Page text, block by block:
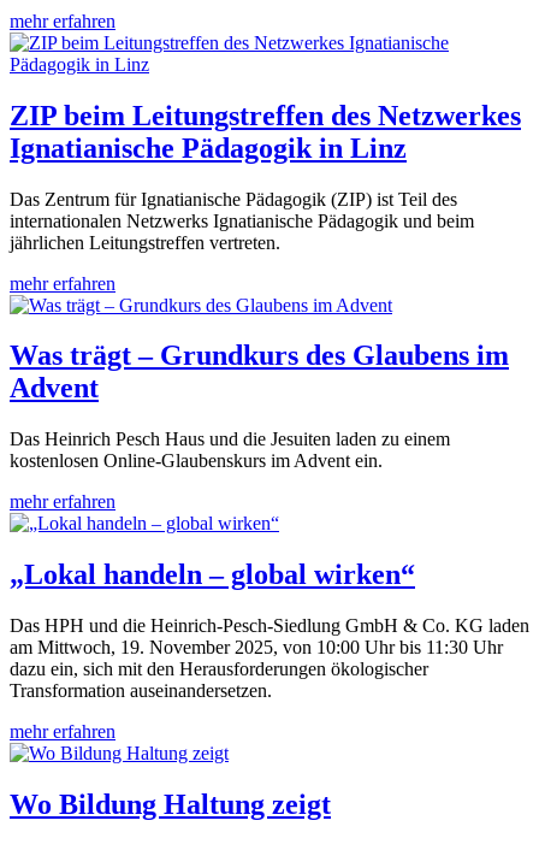
mehr erfahren
ZIP beim Leitungstreffen des Netzwerkes
Ignatianische Pädagogik in Linz
Das Zentrum für Ignatianische Pädagogik (ZIP) ist Teil des
internationalen Netzwerks Ignatianische Pädagogik und beim
jährlichen Leitungstreffen vertreten.
mehr erfahren
Was trägt – Grundkurs des Glaubens im
Advent
Das Heinrich Pesch Haus und die Jesuiten laden zu einem
kostenlosen Online-Glaubenskurs im Advent ein.
mehr erfahren
„Lokal handeln – global wirken“
Das HPH und die Heinrich-Pesch-Siedlung GmbH & Co. KG laden
am Mittwoch, 19. November 2025, von 10:00 Uhr bis 11:30 Uhr
dazu ein, sich mit den Herausforderungen ökologischer
Transformation auseinandersetzen.
mehr erfahren
Wo Bildung Haltung zeigt